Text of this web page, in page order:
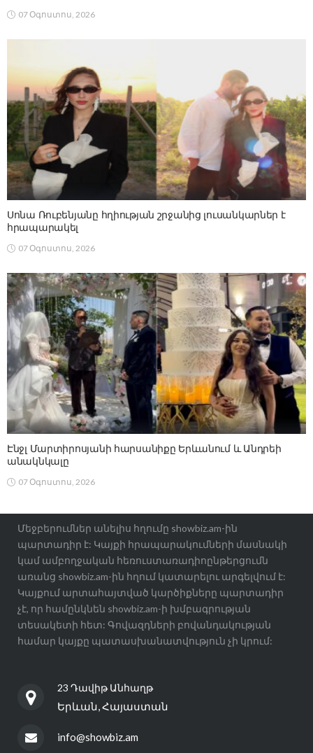
07 Օգոստոս, 2026
Սոնա Ռուբենյանը հղիության շրջանից լուսանկարներ է
հրապարակել
07 Օգոստոս, 2026
Էնջլ Մարտիրոսյանի հարսանիքը Երևանում և Անդրեի
անակնկալը
07 Օգոստոս, 2026
Մեջբերումներ անելիս հղումը showbiz.am-ին
պարտադիր է: Կայքի հրապարակումների մասնակի
կամ ամբողջական հեռուստառադիոընթերցումն
առանց showbiz.am-ին հղում կատարելու արգելվում է:
Կայքում արտահայտված կարծիքները պարտադիր
չէ, որ համընկնեն showbiz.am-ի խմբագրության
տեսակետի հետ: Գովազդների բովանդակության
համար կայքը պատասխանատվություն չի կրում:
23 Դավիթ Անհաղթ
Երևան, Հայաստան
info@showbiz.am